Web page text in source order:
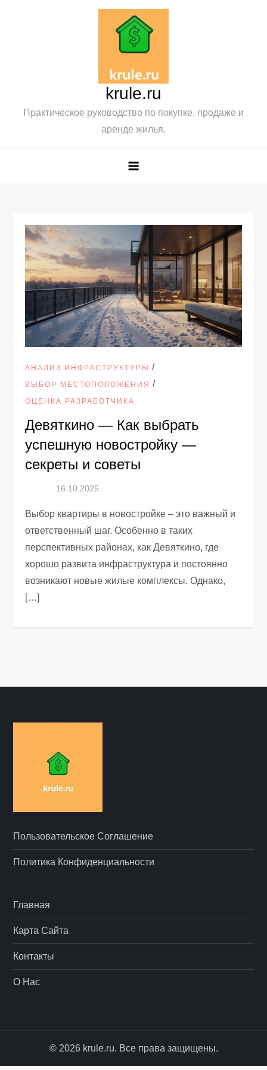
krule.ru
Практическое руководство по покупке, продаже и
аренде жилья.
АНАЛИЗ ИНФРАСТРУКТУРЫ /
ВЫБОР МЕСТОПОЛОЖЕНИЯ /
ОЦЕНКА РАЗРАБОТЧИКА
Девяткино — Как выбрать
успешную новостройку —
секреты и советы
Выбор квартиры в новостройке – это важный и
ответственный шаг. Особенно в таких
перспективных районах, как Девяткино, где
хорошо развита инфраструктура и постоянно
возникают новые жилые комплексы. Однако,
[…]
Пользовательское Соглашение
Политика Конфиденциальности
Главная
Карта Сайта
Контакты
О Нас
© 2026 krule.ru. Все права защищены.